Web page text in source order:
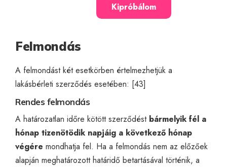
Kipróbálom
Felmondás
A felmondást két esetkörben értelmezhetjük a
lakásbérleti szerződés esetében: [43]
Rendes felmondás
A határozatlan időre kötött szerződést bármelyik fél a
hónap tizenötödik napjáig a következő hónap
végére mondhatja fel. Ha a felmondás nem az előzőek
alapján meghatározott határidő betartásával történik, a